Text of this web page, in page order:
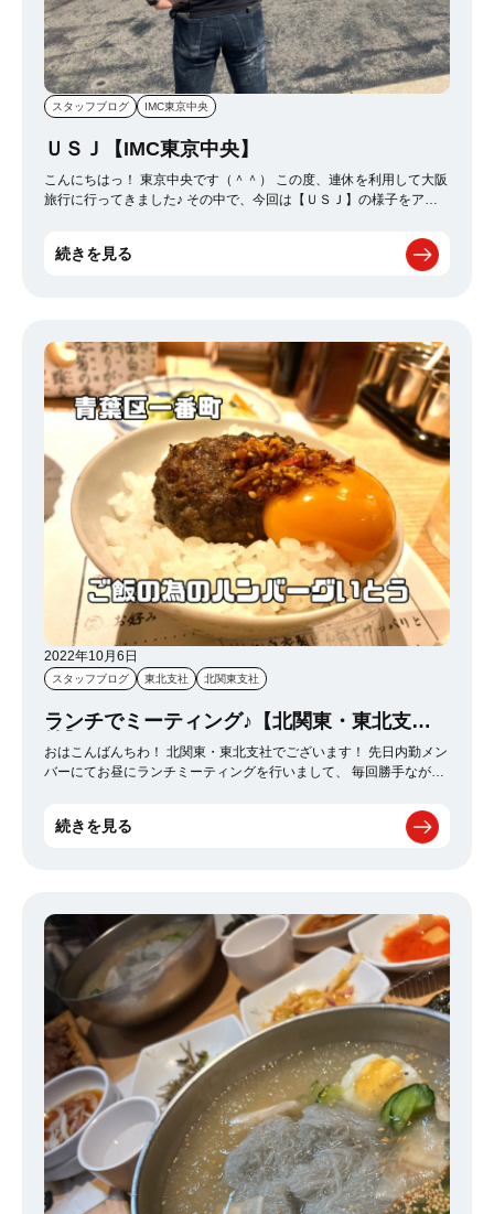
スタッフブログ IMC東京中央
ＵＳＪ【IMC東京中央】
こんにちはっ！ 東京中央です（＾＾） この度、連休を利用して大阪
旅行に行ってきました♪ その中で、今回は【ＵＳＪ】の様子をアッ
ってきましたよ♡ そして、なんといってもこの時期は ハロ
すっｗｗｗ 私のイチオシのキャラクターです♪ 可愛いです
（＾＾） [video width="960" height="540" mp4="http://imc-recruit-
jp.newtmp.com/wp-content/uploads/2022/10/89f2158d-ae33-4fbc-
af1d-47b2c9b3690e.mp4"][/video] ↑これ有名な人気ダンスです♪ 残
念なことに、今年のハロウィンで最後なんですって。。。（T－T）
まだ見てない方は是非っ！！！！（＞＜） 楽しい時間は
あっという間で気が付けば閉園時間。。 大阪良いですね（＾＾） 最
高でしたっ！絶対また行きます♪
続きを見る
2022年10月6日
スタッフブログ 東北支社 北関東支社
ランチでミーティング♪【北関東・東北支
社】
おはこんばんちわ！ 北関東・東北支社でございます！ 先日内勤メン
バーにてお昼にランチミーティングを行いまして、 毎回勝手ながら
通のハンバーグでしょ～と思われがちですがここの店は、 【予約必
が届いた後に… 七輪にドーーーーーーーーーーーーーーーーーン！
はじめはシンプルにハンバーグだけで堪能。 ニ個目が来る前に宮城
県白石市の竹鶏たまごと大根の鬼おろしが来たと同時に… ニ個目が
ドーーーーーーーーーーーーーーーーーン！ どうです？ 休憩前にブ
ログ書いてる自分としては地獄ですよ笑 ※ニ個目までで四杯のご飯
を食しています。 三個目からは六種類の調味料から色々と味変をチ
ャレンジ！ 個人的には【塩レモン】がおすすめです！ 結局食べ終わ
るまでにご飯六杯食べて内勤の皆から呆れられてました… だってし
ょうがないですよ！美味しいものは正義なので！ そんな平和なラン
チミーティングのご紹介でしたー！
続きを見る